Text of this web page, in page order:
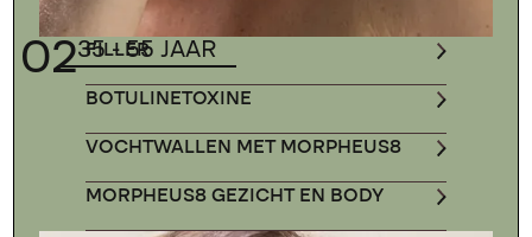
0235 - 55 JAAR
FILLER
BOTULINETOXINE
VOCHTWALLEN MET MORPHEUS8
MORPHEUS8 GEZICHT EN BODY